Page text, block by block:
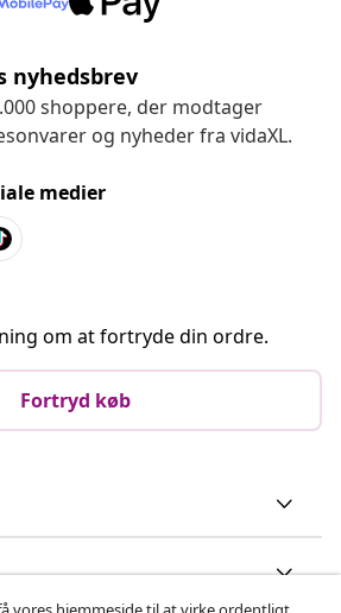
nyhedsbrev
shoppere, der modtager
og nyheder fra vidaXL.
medier
om at fortryde din ordre.
Fortryd køb